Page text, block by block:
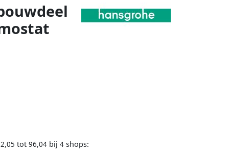
tot 96,04 bij 4 shops: